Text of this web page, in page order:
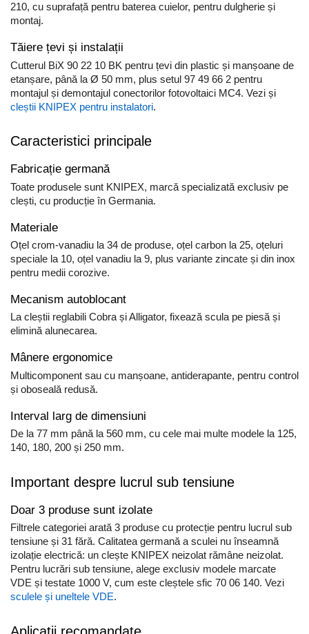
210, cu suprafață pentru baterea cuielor, pentru dulgherie și
montaj.
Tăiere țevi și instalații
Cutterul BiX 90 22 10 BK pentru țevi din plastic și manșoane de
etanșare, până la Ø 50 mm, plus setul 97 49 66 2 pentru
montajul și demontajul conectorilor fotovoltaici MC4. Vezi și
cleștii KNIPEX pentru instalatori.
Caracteristici principale
Fabricație germană
Toate produsele sunt KNIPEX, marcă specializată exclusiv pe
clești, cu producție în Germania.
Materiale
Oțel crom-vanadiu la 34 de produse, oțel carbon la 25, oțeluri
speciale la 10, oțel vanadiu la 9, plus variante zincate și din inox
pentru medii corozive.
Mecanism autoblocant
La cleștii reglabili Cobra și Alligator, fixează scula pe piesă și
elimină alunecarea.
Mânere ergonomice
Multicomponent sau cu manșoane, antiderapante, pentru control
și oboseală redusă.
Interval larg de dimensiuni
De la 77 mm până la 560 mm, cu cele mai multe modele la 125,
140, 180, 200 și 250 mm.
Important despre lucrul sub tensiune
Doar 3 produse sunt izolate
Filtrele categoriei arată 3 produse cu protecție pentru lucrul sub
tensiune și 31 fără. Calitatea germană a sculei nu înseamnă
izolație electrică: un clește KNIPEX neizolat rămâne neizolat.
Pentru lucrări sub tensiune, alege exclusiv modele marcate
VDE și testate 1000 V, cum este cleștele sfic 70 06 140. Vezi
sculele și uneltele VDE.
Aplicații recomandate